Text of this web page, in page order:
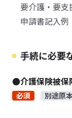
要介護・要支
申請書記入例
手続に必要
●介護保険被保
必須 別途原